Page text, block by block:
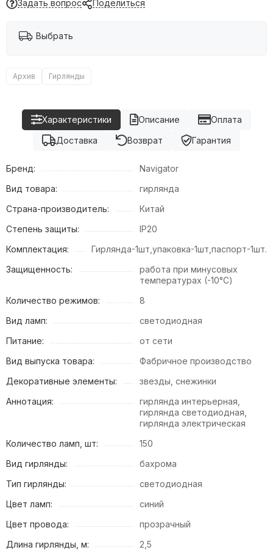
Задать вопрос Поделиться
Выбрать
Архив Гирлянды
Описание
Характеристики
Оплата
Доставка
Возврат Гарантия
Бренд:
Navigator
Вид товара:
гирлянда
Страна-производитель:
Китай
Степень защиты:
IP20
Комплектация:
Гирлянда-1шт,упаковка-1шт,паспорт-1шт.
Защищенность:
работа при минусовых
температурах (-10°С)
Количество режимов:
8
Вид ламп:
светодиодная
Питание:
от сети
Вид выпуска товара:
Фабричное производство
Декоративные элементы:
звезды, снежинки
Аннотация:
гирлянда интерьерная,
гирлянда светодиодная,
гирлянда электрическая
Количество ламп, шт:
150
Вид гирлянды:
бахрома
Тип гирлянды:
светодиодная
Цвет ламп:
синий
Цвет провода:
прозрачный
Длина гирлянды, м:
2,5